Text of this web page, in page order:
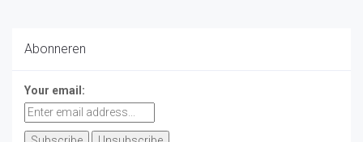
Abonneren
Your email: